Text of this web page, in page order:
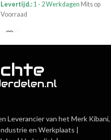
Levertijd.: 1 - 2 Werkdagen Mits op
Voorraad
Leverancier van het Merk Kibani,
en Werkplaats |